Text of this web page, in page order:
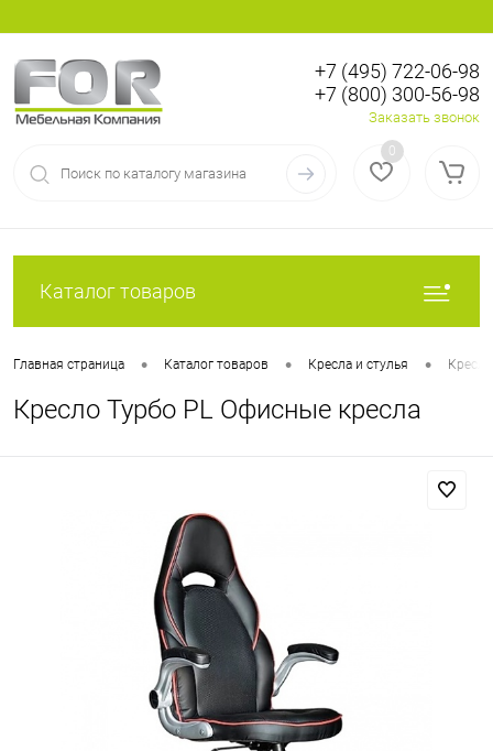
Регистрация
+7 (495) 722-06-98
+7 (800) 300-56-98
Заказать звонок
0
Каталог товаров
Главная страница • Каталог товаров • Кресла и стулья • Кресла
Кресло Турбо PL Офисные кресла